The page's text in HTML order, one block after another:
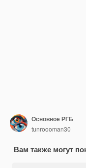
Основное РГБ
tunroooman30
Вам также могут